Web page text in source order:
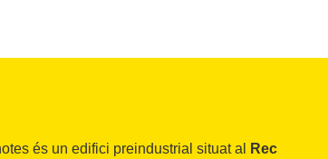
és un edifici preindustrial situat al
Rec